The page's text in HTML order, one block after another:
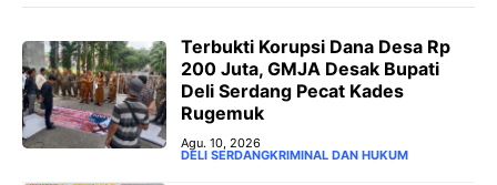
Terbukti Korupsi Dana Desa Rp
200 Juta, GMJA Desak Bupati
Deli Serdang Pecat Kades
Rugemuk
Agu. 10, 2026
DELI SERDANGKRIMINAL DAN HUKUM